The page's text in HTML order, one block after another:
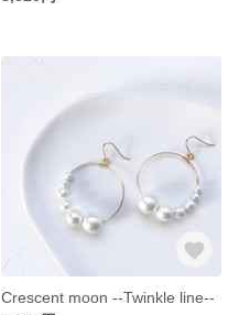
Crescent moon --Twinkle line--